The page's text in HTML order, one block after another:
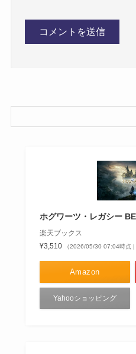
ホグワーツ・レガシー
楽天ブックス
¥3,510
（2026/05/30 07:04時点 |
Amazon
Yahooショッピング